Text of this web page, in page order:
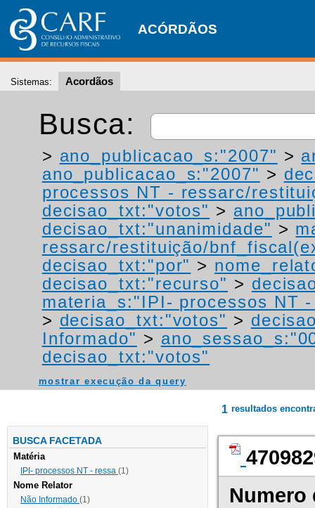
ACÓRDÃOS
Sistemas: Acordãos
Busca:
> ano_publicacao_s:"2007" >
ano_publicacao_s:"2007" >
processos NT - ressarc/
decisao_txt:"votos" >
decisao_txt:"unanimidade" >
ressarc/restituição/
decisao_txt:"por" >
decisao_txt:"recurso" >
materia_s:"IPI- processos NT
> decisao_txt:"votos" >
Informado" >
decisao_txt:"votos"
mostrar execução da query
BUSCA FACETADA
Matéria
IPI- processos NT - ressa (1)
Nome Relator
Não Informado (1)
1 resultados
Numero